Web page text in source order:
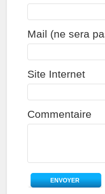
Mail (ne sera
Site Internet
Commentaire